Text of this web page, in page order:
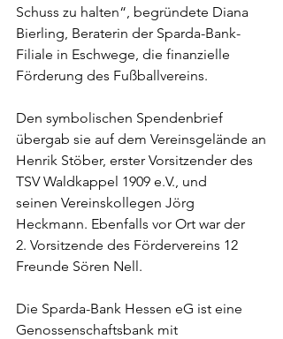
Schuss zu halten“, begründete Diana
Bierling, Beraterin der Sparda-Bank-
Filiale in Eschwege, die finanzielle
Förderung des Fußballvereins.
Den symbolischen Spendenbrief
übergab sie auf dem Vereinsgelände an
Henrik Stöber, erster Vorsitzender des
TSV Waldkappel 1909 e.V., und
seinen Vereinskollegen Jörg
Heckmann. Ebenfalls vor Ort war der
2. Vorsitzende des Fördervereins 12
Freunde Sören Nell.
Die Sparda-Bank Hessen eG ist eine
Genossenschaftsbank mit